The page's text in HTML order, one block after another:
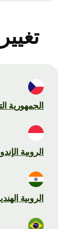
الجمهورية
الروبية
الروبية الهندية